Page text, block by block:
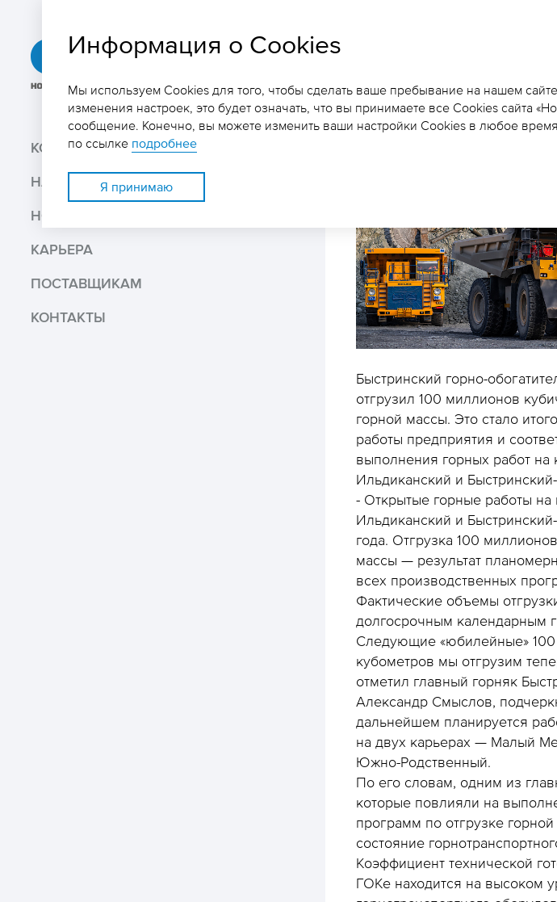
ГРК
КОМПАНИЯ
НАШ БИЗНЕС
НОВОСТИ И МЕДИА
КАРЬЕРА
ПОСТАВЩИКАМ
КОНТАКТЫ
МАССЫ
Быстринский горно-
отгрузил 100 миллионов
горной массы. Это стало
работы предприятия и
выполнения горных работ на
Ильдиканский и
- Открытые горные работы на
Ильдиканский и
года. Отгрузка 100
массы — результат
всех производственных
Фактические объемы
долгосрочным календарным
Следующие «юбилейные»
кубометров мы отгрузим
отметил главный горняк
Александр Смыслов,
дальнейшем планируется
на двух карьерах — Малый
Южно-Родственный.
По его словам, одним из
которые повлияли на
программ по отгрузке
состояние
Коэффициент технической
ГОКе находится на высоком
Поиск
Поделиться
Распечатать
Информация о Cookies
Мы используем Cookies для того, чтобы сделать ваше пребывание на нашем
изменения настроек, это будет означать, что вы принимаете все Cookies сайта
сообщение. Конечно, вы можете изменить ваши настройки Cookies в любое
по ссылке подробнее
Я принимаю